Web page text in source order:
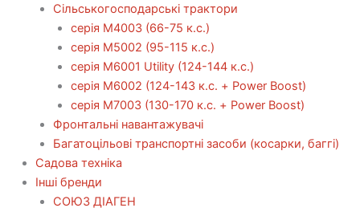
Сільськогосподарські трактори
серія М4003 (66-75 к.с.)
серія М5002 (95-115 к.с.)
серія M6001 Utility (124-144 к.с.)
серія М6002 (124-143 к.с. + Power Boost)
серія М7003 (130-170 к.с. + Power Boost)
Фронтальні навантажувачі
Багатоцільові транспортні засоби (косарки, баггі)
Садова техніка
Інші бренди
СОЮЗ ДІАГЕН